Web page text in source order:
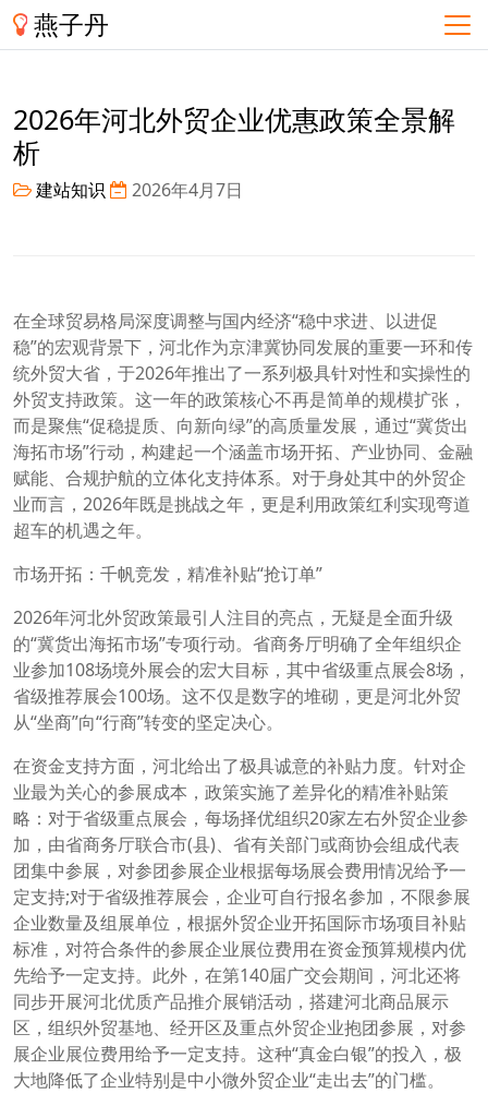
燕子丹
2026年河北外贸企业优惠政策全景解
析
建站知识 2026年4月7日
在全球贸易格局深度调整与国内经济“稳中求进、以进促
稳”的宏观背景下，河北作为京津冀协同发展的重要一环和传
统外贸大省，于2026年推出了一系列极具针对性和实操性的
外贸支持政策。这一年的政策核心不再是简单的规模扩张，
而是聚焦“促稳提质、向新向绿”的高质量发展，通过“冀货出
海拓市场”行动，构建起一个涵盖市场开拓、产业协同、金融
赋能、合规护航的立体化支持体系。对于身处其中的外贸企
业而言，2026年既是挑战之年，更是利用政策红利实现弯道
超车的机遇之年。
市场开拓：千帆竞发，精准补贴“抢订单”
2026年河北外贸政策最引人注目的亮点，无疑是全面升级
的“冀货出海拓市场”专项行动。省商务厅明确了全年组织企
业参加108场境外展会的宏大目标，其中省级重点展会8场，
省级推荐展会100场。这不仅是数字的堆砌，更是河北外贸
从“坐商”向“行商”转变的坚定决心。
在资金支持方面，河北给出了极具诚意的补贴力度。针对企
业最为关心的参展成本，政策实施了差异化的精准补贴策
略：对于省级重点展会，每场择优组织20家左右外贸企业参
加，由省商务厅联合市(县)、省有关部门或商协会组成代表
团集中参展，对参团参展企业根据每场展会费用情况给予一
定支持;对于省级推荐展会，企业可自行报名参加，不限参展
企业数量及组展单位，根据外贸企业开拓国际市场项目补贴
标准，对符合条件的参展企业展位费用在资金预算规模内优
先给予一定支持。此外，在第140届广交会期间，河北还将
同步开展河北优质产品推介展销活动，搭建河北商品展示
区，组织外贸基地、经开区及重点外贸企业抱团参展，对参
展企业展位费用给予一定支持。这种“真金白银”的投入，极
大地降低了企业特别是中小微外贸企业“走出去”的门槛。